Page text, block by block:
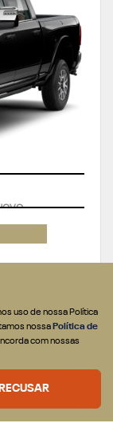
uso de nossa Política
nossa Política de
com nossas
RECUSAR